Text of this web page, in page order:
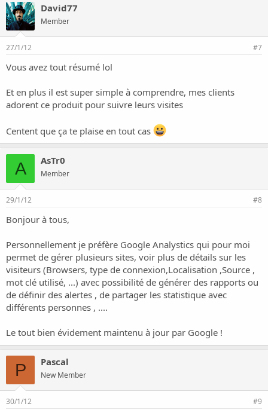
David77
Member
27/1/12 #7
Vous avez tout résumé lol
Et en plus il est super simple à comprendre, mes clients
adorent ce produit pour suivre leurs visites
Centent que ça te plaise en tout cas
A AsTr0
Member
29/1/12 #8
Bonjour à tous,
Personnellement je préfère Google Analystics qui pour moi
permet de gérer plusieurs sites, voir plus de détails sur les
visiteurs (Browsers, type de connexion,Localisation ,Source ,
mot clé utilisé, ...) avec possibilité de générer des rapports ou
de définir des alertes , de partager les statistique avec
différents personnes , ....
Le tout bien évidement maintenu à jour par Google !
P Pascal
New Member
30/1/12 #9